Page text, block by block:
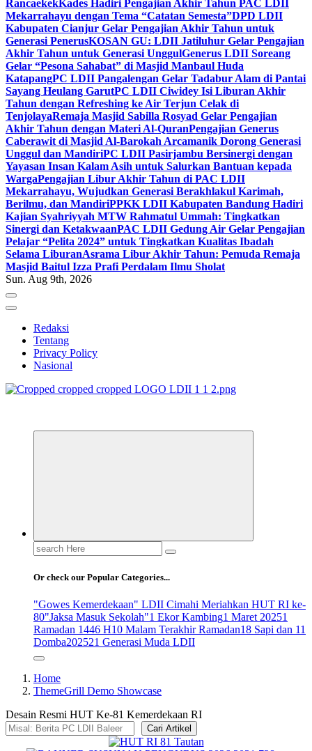
RancaekekKades Hadiri Pengajian Akhir Tahun PAC LDII
Mekarrahayu dengan Tema “Catatan Semesta”DPD LDII
Kabupaten Cianjur Gelar Pengajian Akhir Tahun untuk
Generasi PenerusKOSAN GU: LDII Jatiluhur Gelar Pengajian
Akhir Tahun untuk Generasi UnggulGenerus LDII Soreang
Gelar “Pesona Sahabat” di Masjid Manbaul Huda
KatapangPC LDII Pangalengan Gelar Tadabur Alam di Pantai
Sayang Heulang GarutPC LDII Ciwidey Isi Liburan Akhir
Tahun dengan Refreshing ke Air Terjun Celak di
TenjolayaRemaja Masjid Sabilla Rosyad Gelar Pengajian
Akhir Tahun dengan Materi Al-QuranPengajian Generus
Caberawit di Masjid Al-Barokah Arcamanik Dorong Generasi
Unggul dan MandiriPC LDII Pasirjambu Bersinergi dengan
Yayasan Insan Kalam Asih untuk Salurkan Bantuan kepada
WargaPengajian Libur Akhir Tahun di PAC LDII
Mekarrahayu, Wujudkan Generasi Berakhlakul Karimah,
Berilmu, dan MandiriPPKK LDII Kabupaten Bandung Hadiri
Kajian Syahriyyah MTW Rahmatul Ummah: Tingkatkan
Sinergi dan KetakwaanPAC LDII Gedung Air Gelar Pengajian
Pelajar “Pelita 2024” untuk Tingkatkan Kualitas Ibadah
Selama LiburanAsrama Libur Akhir Tahun: Pemuda Remaja
Masjid Baitul Izza Prafi Perdalam Ilmu Sholat
Sun. Aug 9th, 2026
Redaksi
Tentang
Privacy Policy
Nasional
Search
for:
Or check our Popular Categories...
"Gowes Kemerdekaan" LDII Cimahi Meriahkan HUT RI ke-
80"Jaksa Masuk Sekolah"1 Ekor Kambing1 Maret 20251
Ramadan 1446 H10 Malam Terakhir Ramadan18 Sapi dan 11
Domba202521 Generasi Muda LDII
Home
ThemeGrill Demo Showcase
Desain Resmi HUT Ke-81 Kemerdekaan RI
Cari Artikel